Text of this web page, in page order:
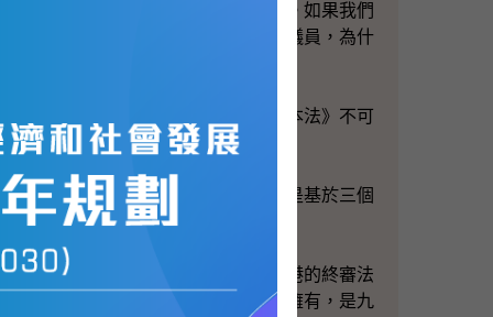
個判決正正反映了我們的憲制秩序。如果我們
民主派的議員，四十五條關注組的議員，為什
麼困難去接受呢？
有發展的空間。第二，解釋《基本法》不可
不斷在發展和加強中。我這樣說是基於三個
法院按照《基本法》成立了，香港的終審法
一九九七以前，香港的法院是沒有擁有，是九